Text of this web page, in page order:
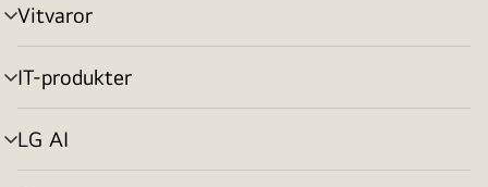
Vitvaror
menyväxling
IT-produkter
menyväxling
LG AI
menyväxling